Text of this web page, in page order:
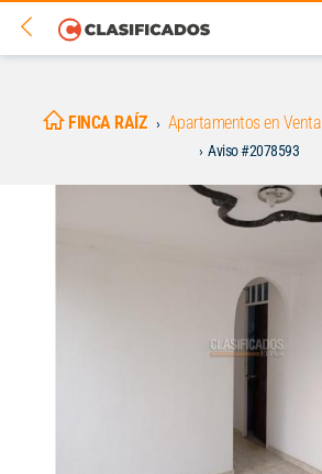
FINCA RAÍZ Apartamentos en Venta
Aviso #2078593